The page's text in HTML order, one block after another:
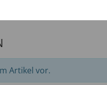
Artikel vor.